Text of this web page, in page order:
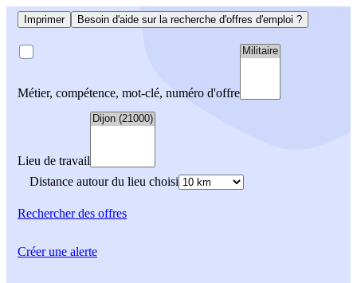
Imprimer Besoin d'aide sur la recherche d'offres d'emploi ?
Métier, compétence, mot-clé, numéro d'offre
Lieu de travail
Distance autour du lieu choisi
Rechercherdes offres
Créer une alerte